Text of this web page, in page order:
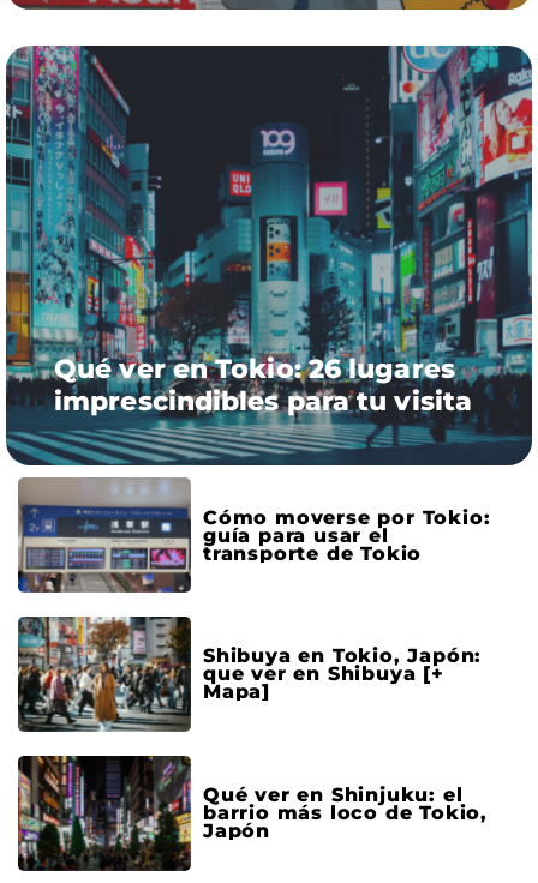
Qué ver en Tokio: 26 lugares
imprescindibles para tu visita
Cómo moverse por Tokio:
guía para usar el
transporte de Tokio
Shibuya en Tokio, Japón:
que ver en Shibuya [+
Mapa]
Qué ver en Shinjuku: el
barrio más loco de Tokio,
Japón